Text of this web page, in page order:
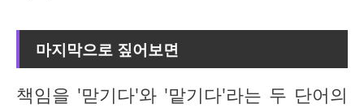
마지막으로 짚어보면
책임을 '맏기다'와 '맡기다'라는 두 단어의